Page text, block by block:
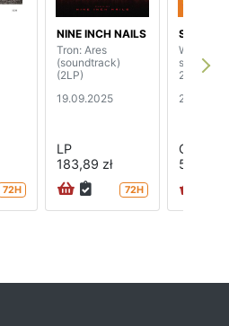
72H
NINE INCH NAILS
Tron: Ares
(soundtrack)
(2LP)
19.09.2025
LP
183,89 zł
72H
SBB
Wołanie
szkła
2025)
CD
50,89 zł